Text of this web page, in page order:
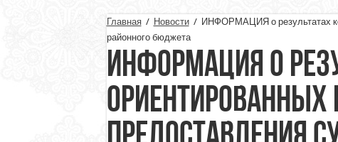
Главная / Новости / ИНФОРМАЦИЯ о результатах
районного бюджета
ИНФОРМАЦИЯ о